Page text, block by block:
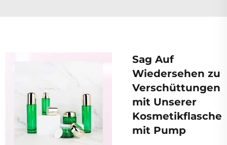
Sag Auf
Wiedersehen zu
Verschüttungen
mit Unserer
Kosmetikflasche
mit Pump